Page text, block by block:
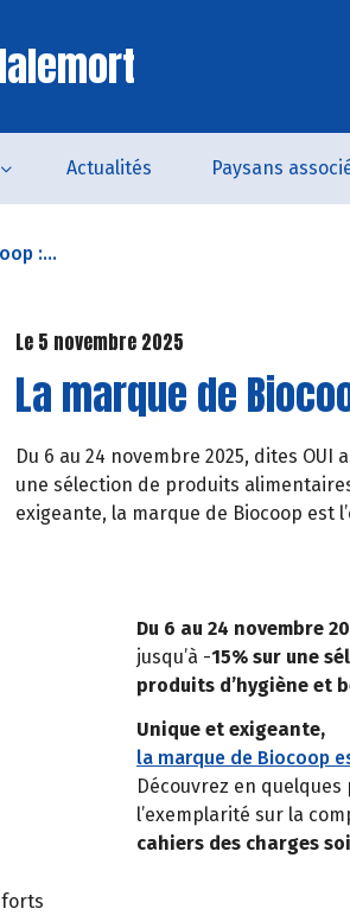
Actualités Paysans
:...
Le 5 novembre 2025
La marque de
Du 6 au 24 novembre 2025, dites
une sélection de produits
exigeante, la marque de Biocoop est
Du 6 au 24 novembre
jusqu’à -15% sur une
produits d’hygiène et
Unique et exigeante,
la marque de Biocoop
Découvrez en
l’exemplarité sur la
cahiers des charges